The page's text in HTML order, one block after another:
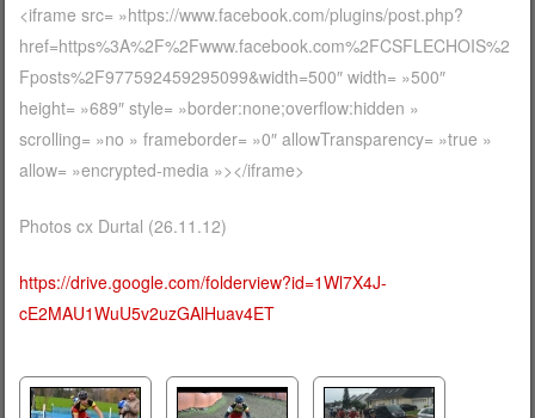
<iframe src= »https://www.facebook.com/plugins/post.php?
href=https%3A%2F%2Fwww.facebook.com%2FCSFLECHOIS%2
Fposts%2F977592459295099&width=500″ width= »500″
height= »689″ style= »border:none;overflow:hidden »
scrolling= »no » frameborder= »0″ allowTransparency= »true »
allow= »encrypted-media »></iframe>
Photos cx Durtal (26.11.12)
https://drive.google.com/folderview?id=1Wl7X4J-
cE2MAU1WuU5v2uzGAlHuav4ET